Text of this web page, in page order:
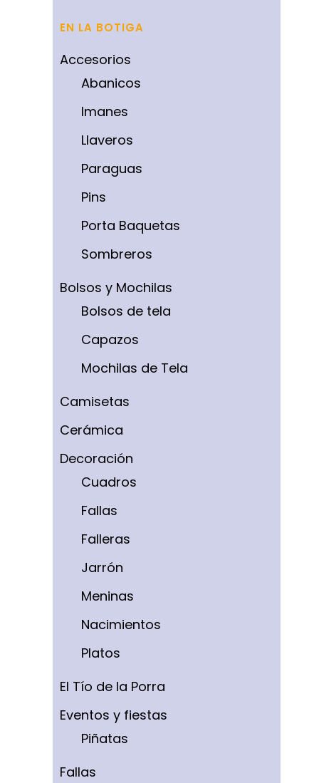
EN LA BOTIGA
Accesorios
Abanicos
Imanes
Llaveros
Paraguas
Pins
Porta Baquetas
Sombreros
Bolsos y Mochilas
Bolsos de tela
Capazos
Mochilas de Tela
Camisetas
Cerámica
Decoración
Cuadros
Fallas
Falleras
Jarrón
Meninas
Nacimientos
Platos
El Tío de la Porra
Eventos y fiestas
Piñatas
Fallas